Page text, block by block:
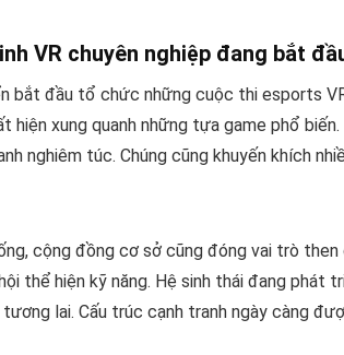
VR chuyên nghiệp đang bắt
bắt đầu tổ chức những cuộc thi esports
hiện xung quanh những tựa game phổ
nghiêm túc. Chúng cũng khuyến khích
cộng đồng cơ sở cũng đóng vai trò
thể hiện kỹ năng. Hệ sinh thái đang phát
lai. Cấu trúc cạnh tranh ngày càng